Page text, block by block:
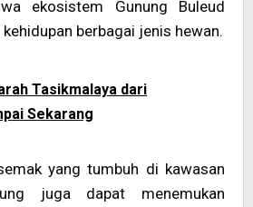
ekosistem Gunung Buleud
berbagai jenis hewan.
Tasikmalaya dari
Sekarang
yang tumbuh di kawasan
juga dapat menemukan